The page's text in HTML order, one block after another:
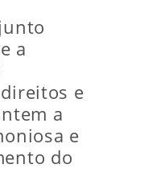
a
e
a
e
do